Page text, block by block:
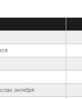
октября